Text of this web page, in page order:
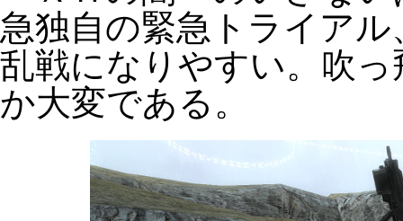
急独自の緊急トライア
乱戦になりやすい。吹
か大変である。